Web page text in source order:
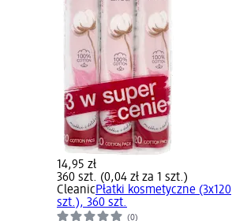
14,95 zł
360 szt. (0,04 zł za 1 szt.)
CleanicPłatki kosmetyczne (3x120
szt.), 360 szt.
(0)